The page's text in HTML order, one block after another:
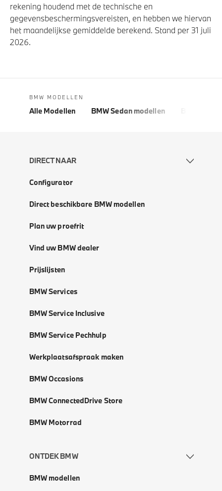
rekening houdend met de technische en
gegevensbeschermingsvereisten, en hebben we hiervan
het maandelijkse gemiddelde berekend. Stand per 31 juli
2026.
BMW MODELLEN
Alle Modellen BMW Sedan modellen
DIRECT NAAR
Configurator
Direct beschikbare BMW modellen
Plan uw proefrit
Vind uw BMW dealer
Prijslijsten
BMW Services
BMW Service Inclusive
BMW Service Pechhulp
Werkplaatsafspraak maken
BMW Occasions
BMW ConnectedDrive Store
BMW Motorrad
ONTDEK BMW
BMW modellen